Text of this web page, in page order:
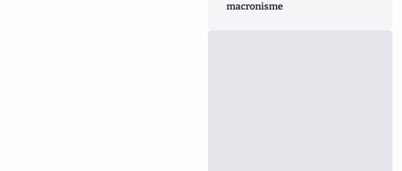
macronisme